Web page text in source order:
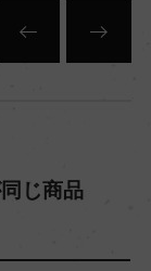
じ商品